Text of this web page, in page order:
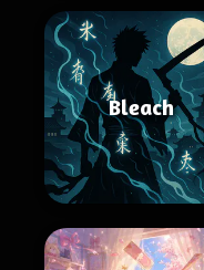
Bleach